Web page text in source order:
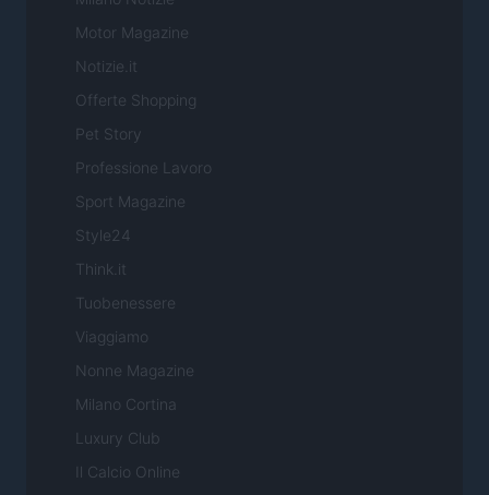
Motor Magazine
Notizie.it
Offerte Shopping
Pet Story
Professione Lavoro
Sport Magazine
Style24
Think.it
Tuobenessere
Viaggiamo
Nonne Magazine
Milano Cortina
Luxury Club
Il Calcio Online